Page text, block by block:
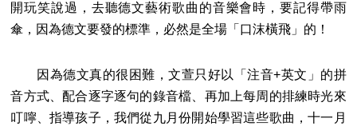
開玩笑說過，去聽德文藝術歌曲的音樂會時，要記得帶雨
傘，因為德文要發的標準，必然是全場「口沫橫飛」的！
因為德文真的很困難，文萱只好以「注音+英文」的拼
音方式、配合逐字逐句的錄音檔、再加上每周的排練時光來
叮嚀、指導孩子，我們從九月份開始學習這些歌曲，十一月